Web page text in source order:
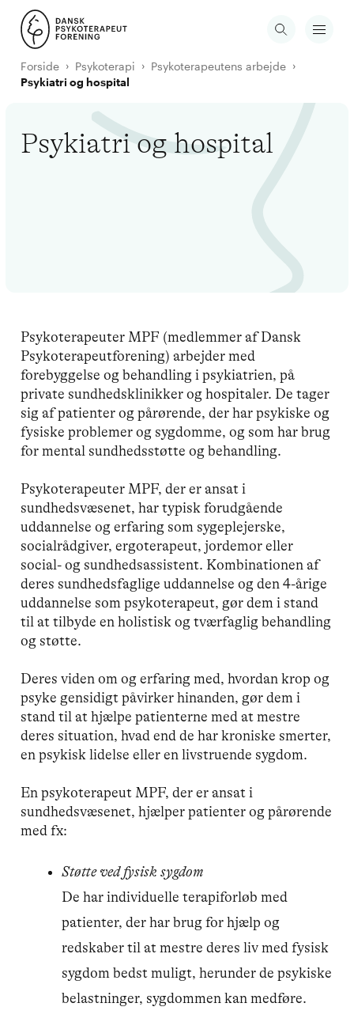
Forside Psykoterapi
Psykoterapeutens arbejde
Psykiatri og hospital
Psykiatri og hospital
Psykoterapeuter MPF (medlemmer af Dansk
Psykoterapeutforening) arbejder med
forebyggelse og behandling i psykiatrien, på
private sundhedsklinikker og hospitaler. De tager
sig af patienter og pårørende, der har psykiske og
fysiske problemer og sygdomme, og som har brug
for mental sundhedsstøtte og behandling.
Psykoterapeuter MPF, der er ansat i
sundhedsvæsenet, har typisk forudgående
uddannelse og erfaring som sygeplejerske,
socialrådgiver, ergoterapeut, jordemor eller
social- og sundhedsassistent. Kombinationen af
deres sundhedsfaglige uddannelse og den 4-årige
uddannelse som psykoterapeut, gør dem i stand
til at tilbyde en holistisk og tværfaglig behandling
og støtte.
Deres viden om og erfaring med, hvordan krop og
psyke gensidigt påvirker hinanden, gør dem i
stand til at hjælpe patienterne med at mestre
deres situation, hvad end de har kroniske smerter,
en psykisk lidelse eller en livstruende sygdom.
En psykoterapeut MPF, der er ansat i
sundhedsvæsenet, hjælper patienter og pårørende
med fx:
Støtte ved fysisk sygdom
De har individuelle terapiforløb med
patienter, der har brug for hjælp og
redskaber til at mestre deres liv med fysisk
sygdom bedst muligt, herunder de psykiske
belastninger, sygdommen kan medføre.